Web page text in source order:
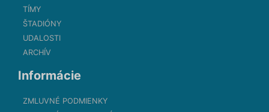
TÍMY
ŠTADIÓNY
UDALOSTI
ARCHÍV
Informácie
ZMLUVNÉ PODMIENKY